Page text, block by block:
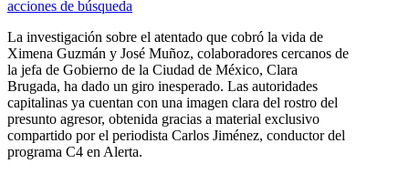
La investigación sobre el atentado que cobró la vida de
Ximena Guzmán y José Muñoz, colaboradores cercanos de
la jefa de Gobierno de la Ciudad de México, Clara
Brugada, ha dado un giro inesperado. Las autoridades
capitalinas ya cuentan con una imagen clara del rostro del
presunto agresor, obtenida gracias a material exclusivo
compartido por el periodista Carlos Jiménez, conductor del
programa C4 en Alerta.